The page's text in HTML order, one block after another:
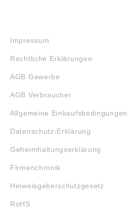
Impressum
Rechtliche Erklärungen
AGB Gewerbe
AGB Verbraucher
Allgemeine Einkaufsbedingungen
Datenschutz-Erklärung
Geheimhaltungserklärung
Firmenchronik
Hinweisgeberschutzgesetz
RoHS